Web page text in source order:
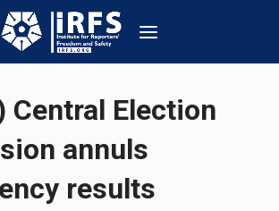
Central Election
annuls
results